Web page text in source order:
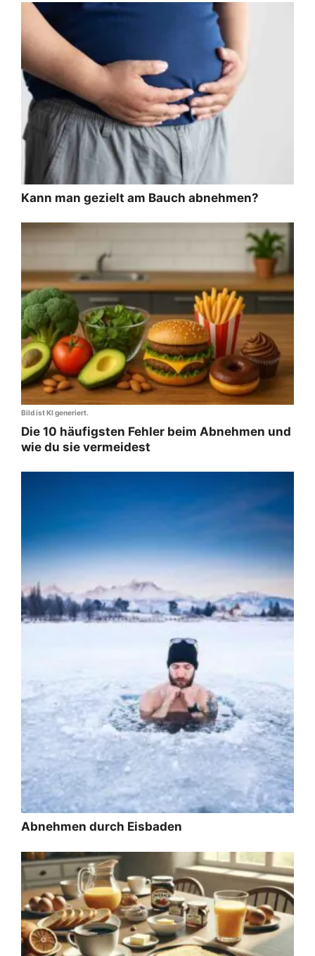
Kann man gezielt am Bauch abnehmen?
Bild ist KI generiert.
Die 10 häufigsten Fehler beim Abnehmen und
wie du sie vermeidest
Abnehmen durch Eisbaden